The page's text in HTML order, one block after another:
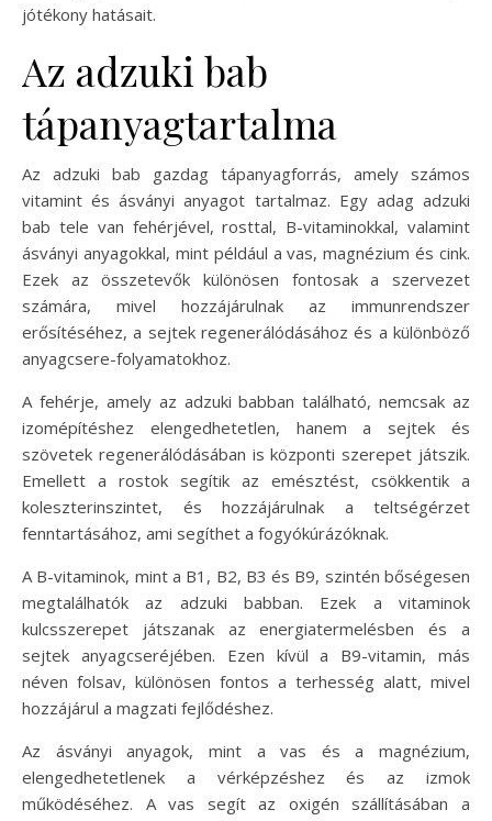
jótékony hatásait.
Az adzuki bab
tápanyagtartalma
Az adzuki bab gazdag tápanyagforrás, amely számos
vitamint és ásványi anyagot tartalmaz. Egy adag adzuki
bab tele van fehérjével, rosttal, B-vitaminokkal, valamint
ásványi anyagokkal, mint például a vas, magnézium és cink.
Ezek az összetevők különösen fontosak a szervezet
számára, mivel hozzájárulnak az immunrendszer
erősítéséhez, a sejtek regenerálódásához és a különböző
anyagcsere-folyamatokhoz.
A fehérje, amely az adzuki babban található, nemcsak az
izomépítéshez elengedhetetlen, hanem a sejtek és
szövetek regenerálódásában is központi szerepet játszik.
Emellett a rostok segítik az emésztést, csökkentik a
koleszterinszintet, és hozzájárulnak a teltségérzet
fenntartásához, ami segíthet a fogyókúrázóknak.
A B-vitaminok, mint a B1, B2, B3 és B9, szintén bőségesen
megtalálhatók az adzuki babban. Ezek a vitaminok
kulcsszerepet játszanak az energiatermelésben és a
sejtek anyagcseréjében. Ezen kívül a B9-vitamin, más
néven folsav, különösen fontos a terhesség alatt, mivel
hozzájárul a magzati fejlődéshez.
Az ásványi anyagok, mint a vas és a magnézium,
elengedhetetlenek a vérképzéshez és az izmok
működéséhez. A vas segít az oxigén szállításában a